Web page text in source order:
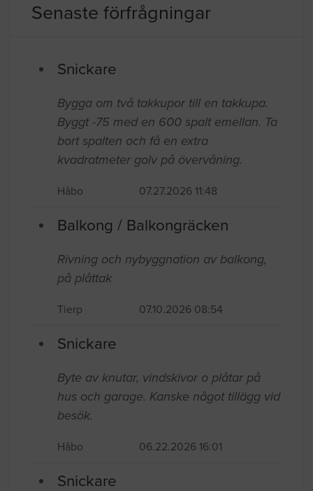
Senaste förfrågningar
Snickare
Bygga om två takkupor till en takkupa.
Byggt -75 med en 600 spalt emellan. Ta
bort spalten och få en extra
kvadratmeter golv på övervåning.
Håbo 07.27.2026 11:48
Balkong / Balkongräcken
Rivning och nybyggnation av balkong,
på plåttak
Tierp 07.10.2026 08:54
Snickare
Byte av knutar, vindskivor o plåtar på
hus och garage. Kanske något tillägg vid
besök.
Håbo 06.22.2026 16:01
Snickare